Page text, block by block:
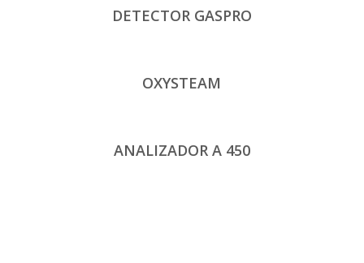
DETECTOR GASPRO
OXYSTEAM
ANALIZADOR A 450